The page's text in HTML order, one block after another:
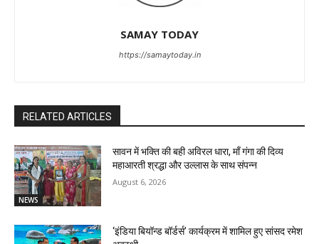
SAMAY TODAY
https://samaytoday.in
RELATED ARTICLES
NEWS
सावन में भक्ति की बही अविरल धारा, माँ गंगा की दिव्य
महाआरती श्रद्धा और उल्लास के साथ संपन्न
August 6, 2026
‘इंडिया बियॉन्ड बॉर्डर्स’ कार्यक्रम में शामिल हुए सांसद रमेश